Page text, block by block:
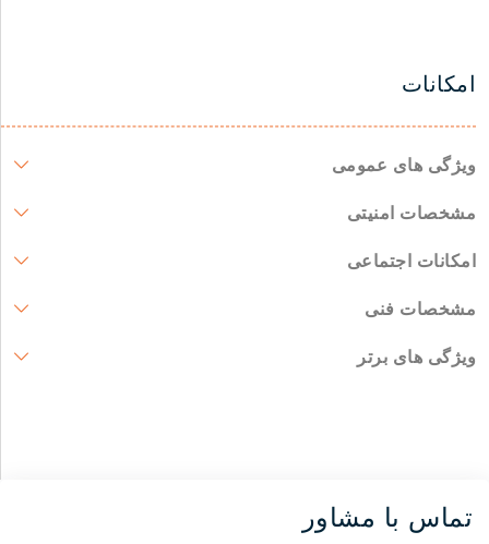
امکانات
ویژگی های عمومی
مشخصات امنیتی
امکانات اجتماعی
مشخصات فنی
ویژگی های برتر
تماس با مشاور